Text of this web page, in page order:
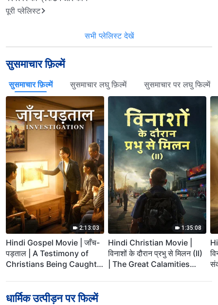
पूरी प्लेलिस्ट
सभी प्लेलिस्ट देखें
सुसमाचार फ़िल्में
सुसमाचार फ़िल्में सुसमाचार लघु फ़िल्में सुसमाचार पर लघु फिल्में
2:13:03
Hindi Gospel Movie | जाँच-
पड़ताल | A Testimony of
Christians Being Caught
1:35:08
Hindi Christian Movie |
विनाशों के दौरान प्रभु से मिलन (II)
| The Great Calamities
धार्मिक उत्पीड़न पर फिल्में